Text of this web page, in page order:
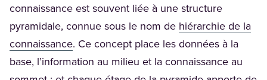
connaissance est souvent liée à une structure
pyramidale, connue sous le nom de hiérarchie de la
connaissance(Opens in a new tab)
. Ce concept place les données à la
base, l’information au milieu et la connaissance au